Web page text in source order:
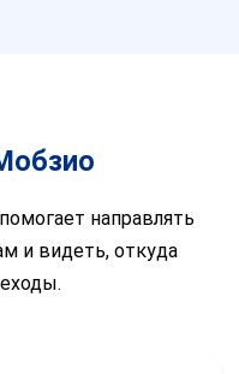
направлять
и видеть, откуда